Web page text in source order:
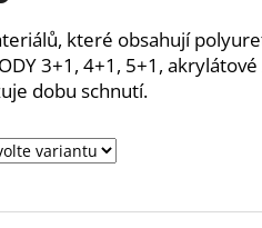
které obsahují
3+1, 4+1, 5+1,
dobu schnutí.